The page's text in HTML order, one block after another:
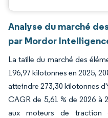
Analyse du marché
par Mordor
La taille du marché des
196,97 kilotonnes en 2025,
atteindre 273,30 kilotonnes
CAGR de 5,61 % de 2026 à
aux moteurs de traction